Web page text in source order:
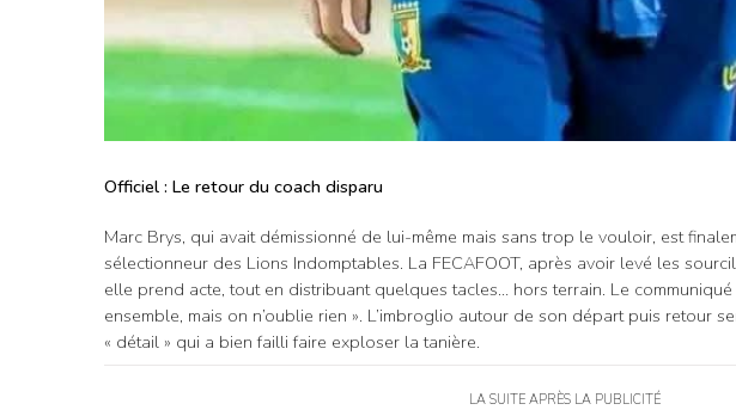
Officiel : Le retour du coach disparu
Marc Brys, qui avait démissionné de lui-même mais sans trop le vouloir, est
sélectionneur des Lions Indomptables. La FECAFOOT, après avoir levé les
elle prend acte, tout en distribuant quelques tacles… hors terrain. Le
ensemble, mais on n’oublie rien ». L’imbroglio autour de son départ puis retour
« détail » qui a bien failli faire exploser la tanière.
LA SUITE APRÈS LA PUBLICITÉ